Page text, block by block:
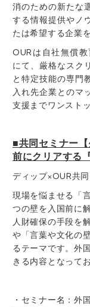
消のための新たな
する情報提供やノ
たは希望する企業
OURは自社無償教
にて、厳格なスク
と特定技能の専門
入れ先企業とのマ
支援までワンスト
■共同セミナー
前にクリアする
ディップ×OUR共
現場を悩ませる「
つの壁を入国前に
人財確保の手段を
や「言葉や文化の
るテーマです。外
きる内容となって
・セミナー名：外